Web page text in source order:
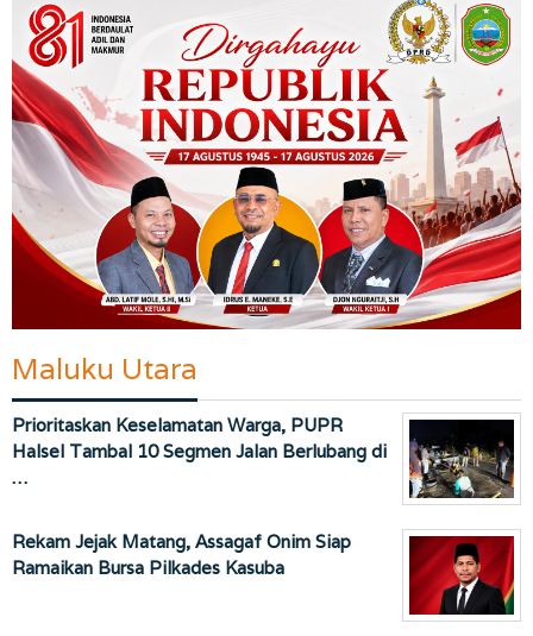
Maluku Utara
Prioritaskan Keselamatan Warga, PUPR
Halsel Tambal 10 Segmen Jalan Berlubang di
…
Rekam Jejak Matang, Assagaf Onim Siap
Ramaikan Bursa Pilkades Kasuba